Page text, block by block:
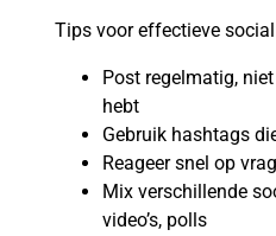
Tips voor effectieve
Post regelmatig,
hebt
Gebruik hashtags
Reageer snel op
Mix verschillende
video’s, polls